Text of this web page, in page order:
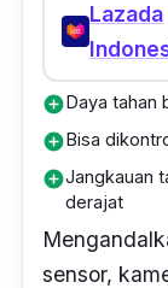
Lazada
add_circleDaya tahan
add_circleBisa
add_circleJangkauan
derajat
sensor,